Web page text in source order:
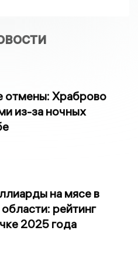
отмены: Храброво
из-за ночных
на мясе в
рейтинг
2025 года